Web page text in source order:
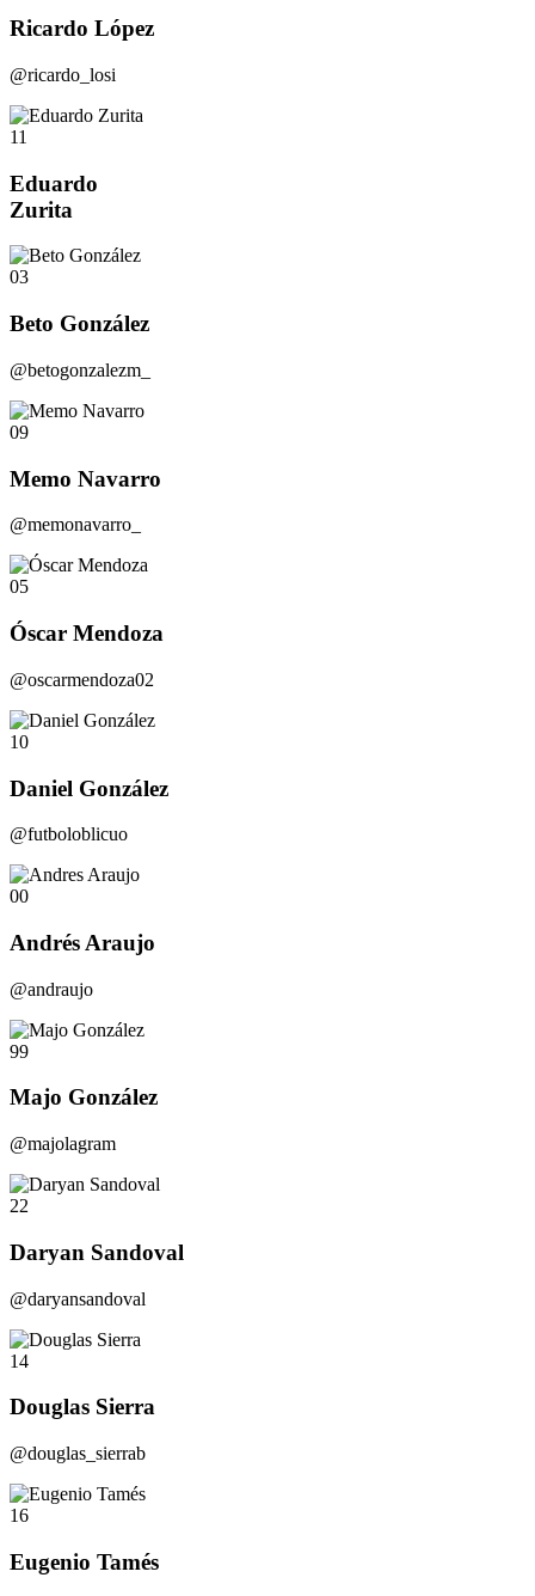
Ricardo López
@ricardo_losi
11
Eduardo
Zurita
03
Beto González
@betogonzalezm_
09
Memo Navarro
@memonavarro_
05
Óscar Mendoza
@oscarmendoza02
10
Daniel González
@futboloblicuo
00
Andrés Araujo
@andraujo
99
Majo González
@majolagram
22
Daryan Sandoval
@daryansandoval
14
Douglas Sierra
@douglas_sierrab
16
Eugenio Tamés